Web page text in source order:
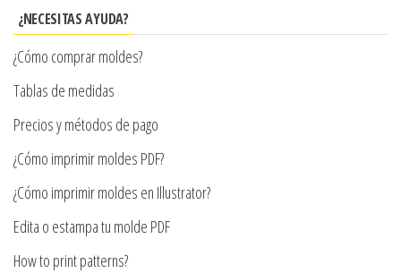
se
pueden
elegir
en
página
de
producto
pueden
¿NECESITAS AYUDA?
¿Cómo comprar moldes?
Tablas de medidas
Precios y métodos de pago
¿Cómo imprimir moldes PDF?
¿Cómo imprimir moldes en Illustrator?
Edita o estampa tu molde PDF
How to print patterns?